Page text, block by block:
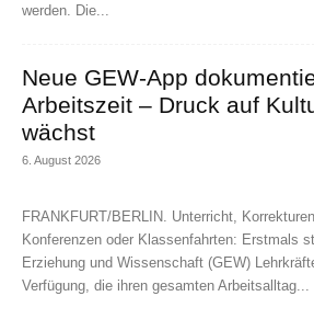
werden. Die...
Neue GEW-App
Arbeitszeit – Druck auf
wächst
6. August 2026
FRANKFURT/BERLIN. Unterricht,
Konferenzen oder Klassenfahrten: Erstmals
Erziehung und Wissenschaft (GEW)
Verfügung, die ihren gesamten Arbeitsalltag...